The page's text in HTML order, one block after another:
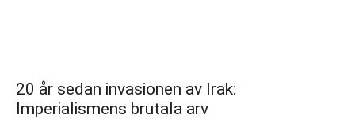
20 år sedan invasionen av Irak:
Imperialismens brutala arv